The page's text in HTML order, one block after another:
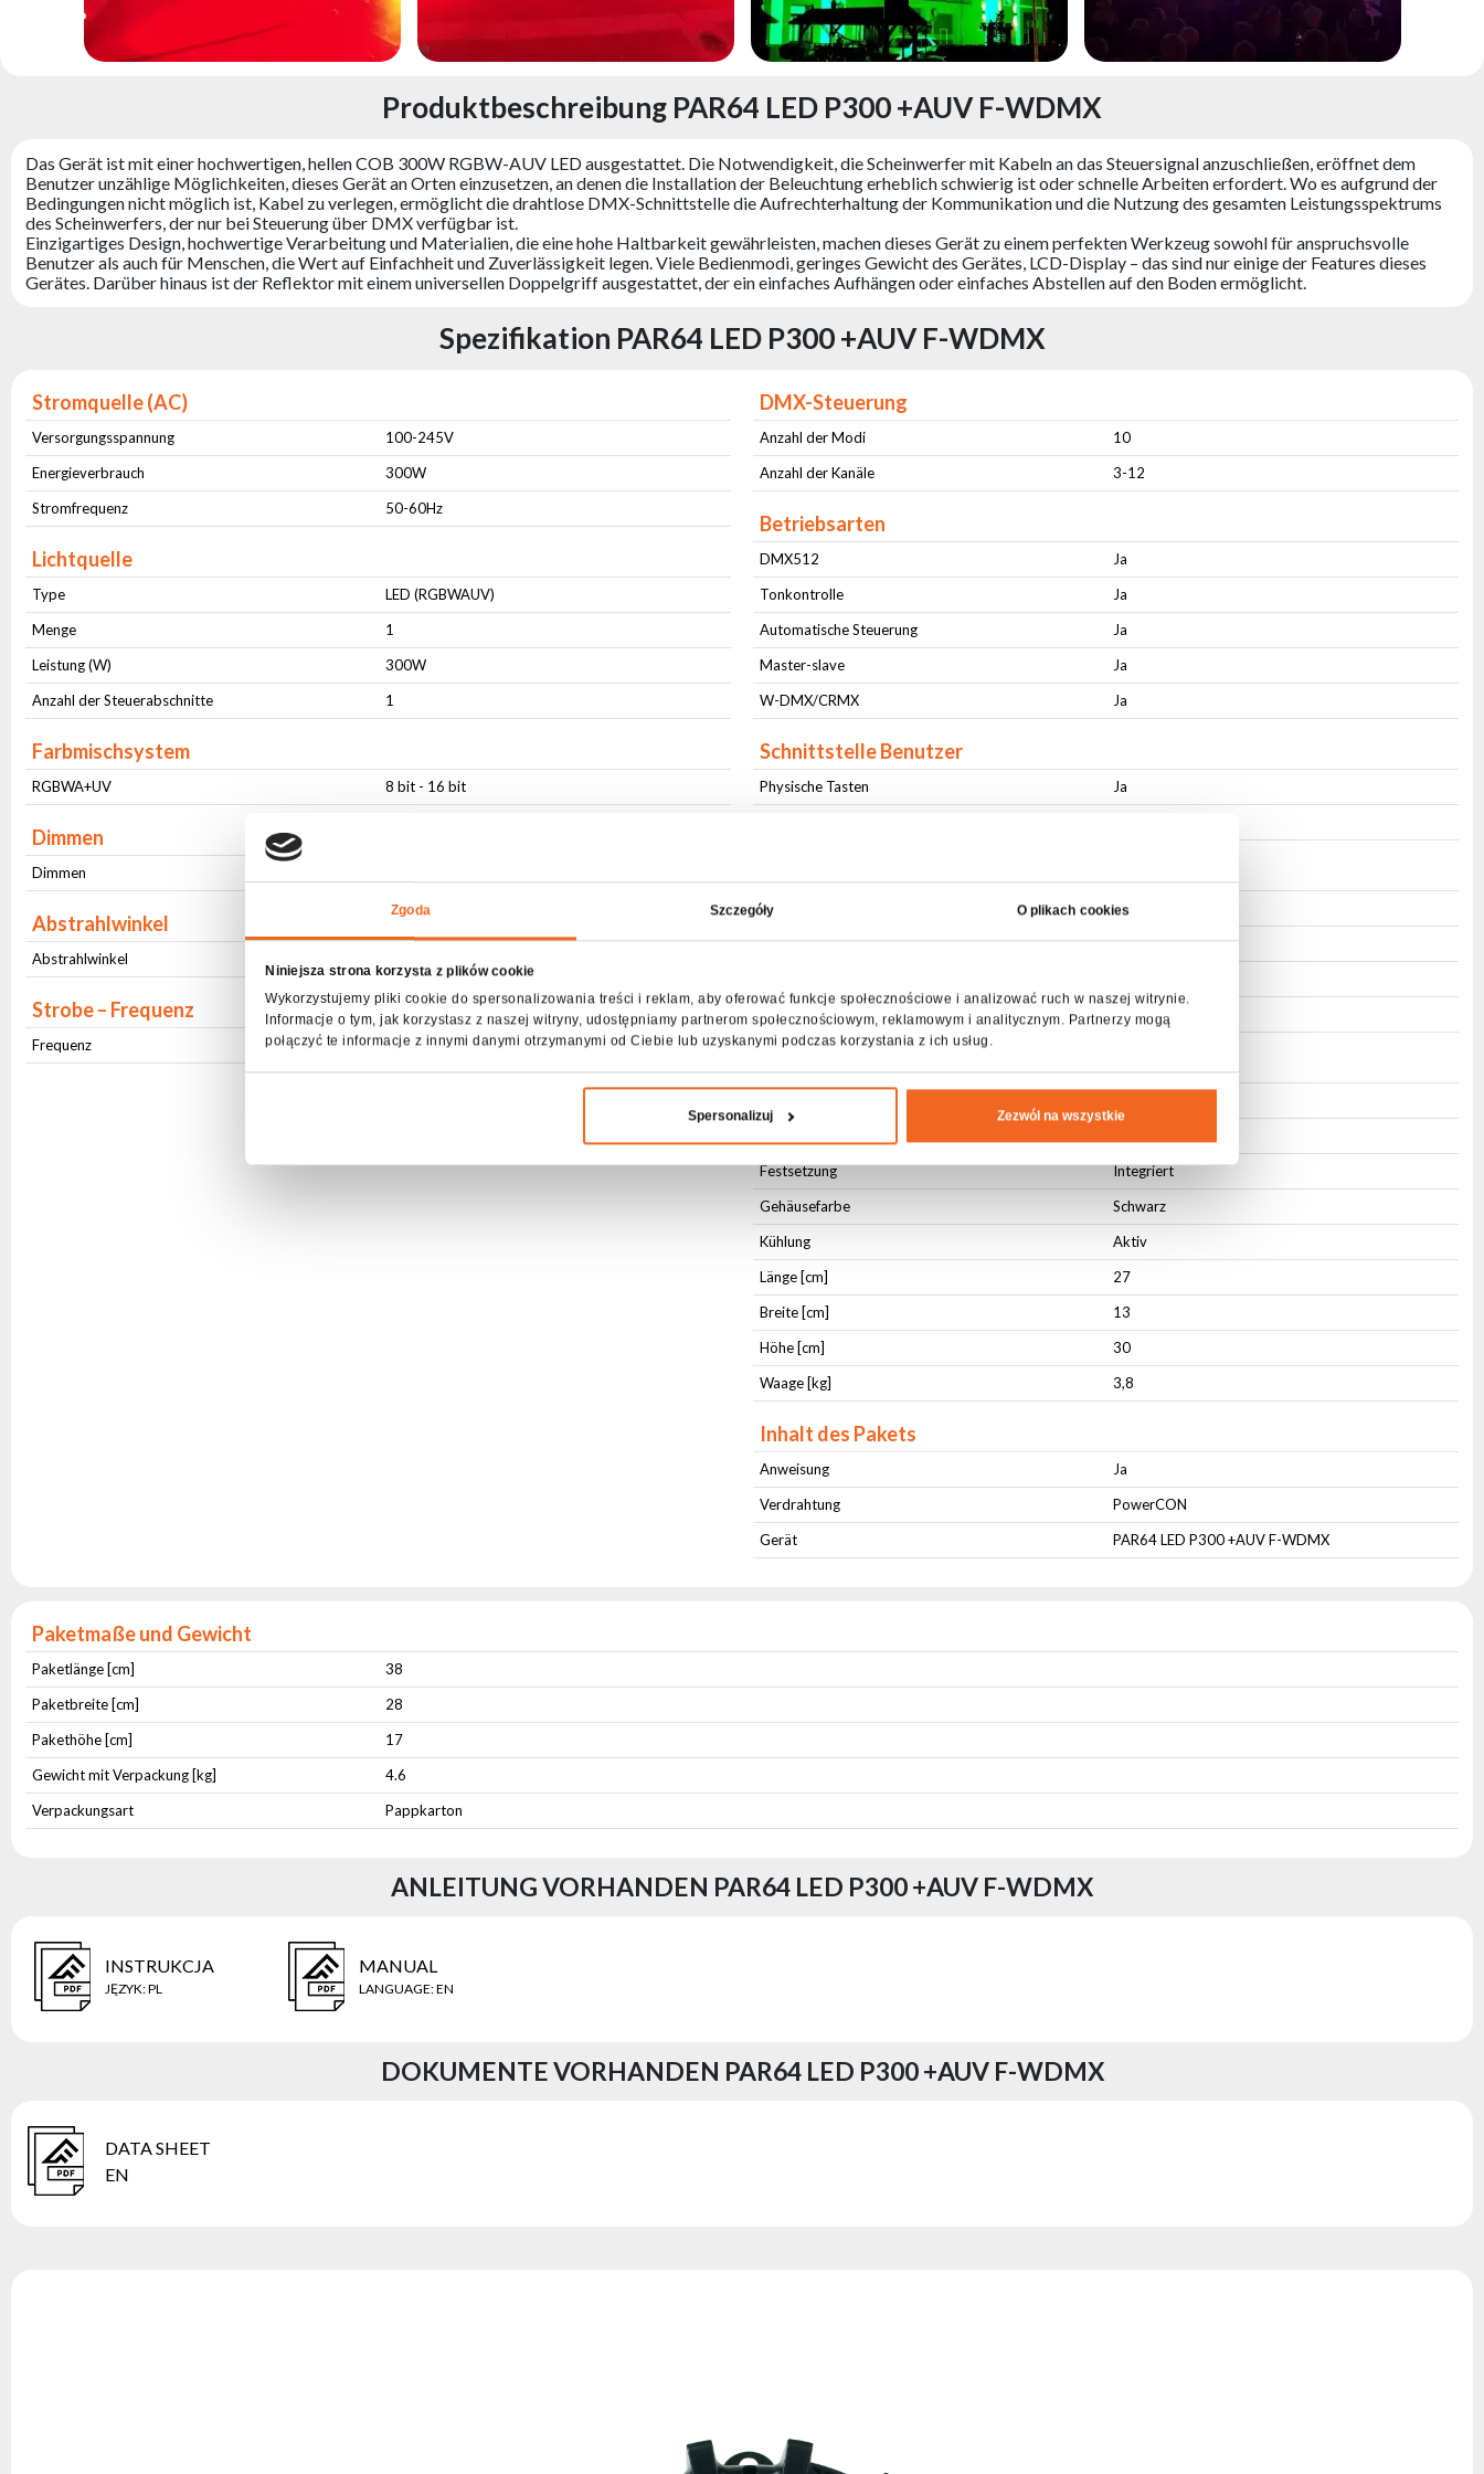
Zgoda Szczegóły O plikach cookies
Niniejsza strona korzysta z plików cookie
Wykorzystujemy pliki cookie do spersonalizowania treści i reklam, aby oferować funkcje społecznościowe i analizować ruch w naszej witrynie.
Informacje o tym, jak korzystasz z naszej witryny, udostępniamy partnerom społecznościowym, reklamowym i analitycznym. Partnerzy mogą
połączyć te informacje z innymi danymi otrzymanymi od Ciebie lub uzyskanymi podczas korzystania z ich usług.
Spersonalizuj Zezwól na wszystkie
Produktbeschreibung PAR64 LED P300 +AUV F-WDMX
Das Gerät ist mit einer hochwertigen, hellen COB 300W RGBW-AUV LED ausgestattet. Die Notwendigkeit, die Scheinwerfer mit Kabeln an das Steuersignal anzuschließen, eröffnet dem
Benutzer unzählige Möglichkeiten, dieses Gerät an Orten einzusetzen, an denen die Installation der Beleuchtung erheblich schwierig ist oder schnelle Arbeiten erfordert. Wo es aufgrund der
Bedingungen nicht möglich ist, Kabel zu verlegen, ermöglicht die drahtlose DMX-Schnittstelle die Aufrechterhaltung der Kommunikation und die Nutzung des gesamten Leistungsspektrums
des Scheinwerfers, der nur bei Steuerung über DMX verfügbar ist.
Einzigartiges Design, hochwertige Verarbeitung und Materialien, die eine hohe Haltbarkeit gewährleisten, machen dieses Gerät zu einem perfekten Werkzeug sowohl für anspruchsvolle
Benutzer als auch für Menschen, die Wert auf Einfachheit und Zuverlässigkeit legen. Viele Bedienmodi, geringes Gewicht des Gerätes, LCD-Display – das sind nur einige der Features dieses
Gerätes. Darüber hinaus ist der Reflektor mit einem universellen Doppelgriff ausgestattet, der ein einfaches Aufhängen oder einfaches Abstellen auf den Boden ermöglicht.
Spezifikation PAR64 LED P300 +AUV F-WDMX
Stromquelle (AC)
Versorgungsspannung
100-245V
Energieverbrauch
300W
Stromfrequenz
50-60Hz
Lichtquelle
Type
LED (RGBWAUV)
Menge
1
Leistung (W)
300W
Anzahl der Steuerabschnitte
1
Farbmischsystem
RGBWA+UV 8 bit - 16 bit
Dimmen
Dimmen
Abstrahlwinkel
Abstrahlwinkel
Strobe – Frequenz
Frequenz 1Hz-20Hz
DMX-Steuerung
Anzahl der Modi
10
Anzahl der Kanäle
3-12
Betriebsarten
DMX512
Ja
Tonkontrolle
Ja
Automatische Steuerung
Ja
Master-slave
Ja
W-DMX/CRMX
Ja
Schnittstelle Benutzer
Physische Tasten
Ja
AC IN
PowerCON
AC OUT
PowerCON
DMX OUT
3-pin XLR
Festsetzung
Integriert
Gehäusefarbe
Schwarz
Kühlung
Aktiv
Länge [cm]
27
Breite [cm]
13
Höhe [cm]
30
Waage [kg]
3,8
Inhalt des Pakets
Anweisung
Ja
Verdrahtung
PowerCON
Gerät
PAR64 LED P300 +AUV F-WDMX
Paketmaße und Gewicht
Paketlänge [cm]
38
Paketbreite [cm]
28
Pakethöhe [cm]
17
Gewicht mit Verpackung [kg]
4.6
Verpackungsart
Pappkarton
ANLEITUNG VORHANDEN PAR64 LED P300 +AUV F-WDMX
INSTRUKCJA
JĘZYK:PL
MANUAL
LANGUAGE:EN
DOKUMENTE VORHANDEN PAR64 LED P300 +AUV F-WDMX
DATA SHEET
EN